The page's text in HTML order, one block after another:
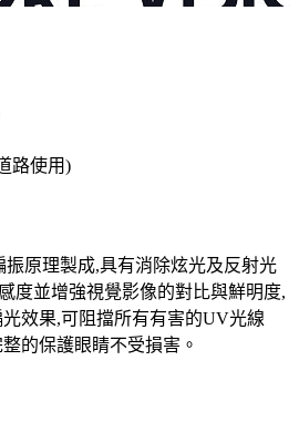
路使用)
原理製成,具有消除炫光及反射光
度並增強視覺影像的對比與鮮明度,
效果,可阻擋所有有害的UV光線
的保護眼睛不受損害。